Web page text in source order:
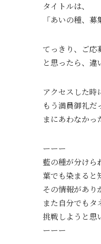
タイトルは、
「あいの種、募
てっきり、ご応
と思ったら、違
アクセスした時
もう満員御礼だ
まにあわなかっ
ーーー
藍の種が分けら
葉でも染まる と
その情報があり
また自分でもタ
挑戦しよう と思
ーーー